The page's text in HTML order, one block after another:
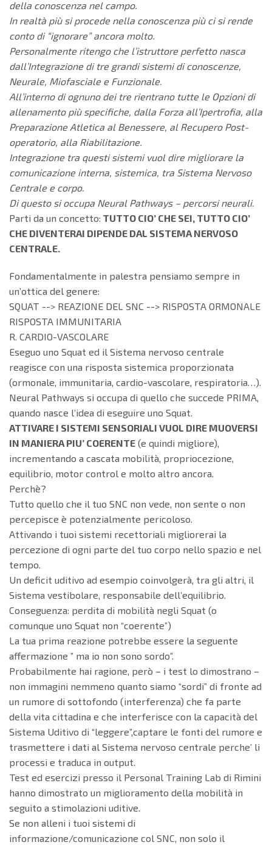
della conoscenza nel campo.
In realtà più si procede nella conoscenza più ci si rende
conto di “ignorare” ancora molto.
Personalmente ritengo che l’istruttore perfetto nasca
dall’Integrazione di tre grandi sistemi di conoscenze,
Neurale, Miofasciale e Funzionale.
All’interno di ognuno dei tre rientrano tutte le Opzioni di
allenamento più specifiche, dalla Forza all’Ipertrofia, alla
Preparazione Atletica al Benessere, al Recupero Post-
operatorio, alla Riabilitazione.
Integrazione tra questi sistemi vuol dire migliorare la
comunicazione interna, sistemica, tra Sistema Nervoso
Centrale e corpo.
Di questo si occupa Neural Pathways – percorsi neurali.
Parti da un concetto: TUTTO CIO’ CHE SEI, TUTTO CIO’
CHE DIVENTERAI DIPENDE DAL SISTEMA NERVOSO
CENTRALE.
Fondamentalmente in palestra pensiamo sempre in
un’ottica del genere:
SQUAT --> REAZIONE DEL SNC --> RISPOSTA ORMONALE
RISPOSTA IMMUNITARIA
R. CARDIO-VASCOLARE
Eseguo uno Squat ed il Sistema nervoso centrale
reagisce con una risposta sistemica proporzionata
(ormonale, immunitaria, cardio-vascolare, respiratoria…).
Neural Pathways si occupa di quello che succede PRIMA,
quando nasce l’idea di eseguire uno Squat.
ATTIVARE I SISTEMI SENSORIALI VUOL DIRE MUOVERSI
IN MANIERA PIU’ COERENTE (e quindi migliore),
incrementando a cascata mobilità, propriocezione,
equilibrio, motor control e molto altro ancora.
Perchè?
Tutto quello che il tuo SNC non vede, non sente o non
percepisce è potenzialmente pericoloso.
Attivando i tuoi sistemi recettoriali migliorerai la
percezione di ogni parte del tuo corpo nello spazio e nel
tempo.
Un deficit uditivo ad esempio coinvolgerà, tra gli altri, il
Sistema vestibolare, responsabile dell’equilibrio.
Conseguenza: perdita di mobilità negli Squat (o
comunque uno Squat non “coerente”)
La tua prima reazione potrebbe essere la seguente
affermazione ” ma io non sono sordo”.
Probabilmente hai ragione, però – i test lo dimostrano –
non immagini nemmeno quanto siamo “sordi” di fronte ad
un rumore di sottofondo (interferenza) che fa parte
della vita cittadina e che interferisce con la capacità del
Sistema Uditivo di “leggere”,captare le fonti del rumore e
trasmettere i dati al Sistema nervoso centrale perche’ li
processi e traduca in output.
Test ed esercizi presso il Personal Training Lab di Rimini
hanno dimostrato un miglioramento della mobilità in
seguito a stimolazioni uditive.
Se non alleni i tuoi sistemi di
informazione/comunicazione col SNC, non solo il